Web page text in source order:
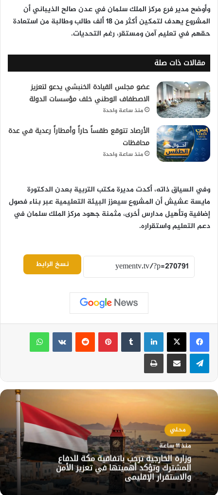
وأوضح مدير فرع مركز الملك سلمان في عدن صالح الذيبانيأن
المشروع يهدف لتمكينأكثر من 18 ألف طالب وطالبة
من استعادة
حقهم في تعليم آمن ومستقر، رغم التحديات.
مقالات ذات صلة
عضو مجلس القيادة الخنبشي يدعو لتعزيز
الاصطفاف الوطني خلف مؤسسات الدولة
منذ ساعة واحدة
الأرصاد تتوقع طقساً حاراً وأمطاراً رعدية في عدة
محافظات
منذ ساعة واحدة
وفي السياق ذاته، أكدت مديرة مكتب التربية بعدن الدكتورة
مايسة عشيشأن المشروع سيعزز البيئة التعليمية عبر بناء فصول
إضافية وتأهيل مدارس أخرى، مثمنة جهود مركز الملك سلمان في
دعم التعليم واستقراره.
نسخ الرابط
لينكدإن بينتيريست
واتساب
تيلقرام مشاركة عبر البريد طباعة
محلي
منذ 11 ساعة
وزارة الخارجية ترحب باتفاقية مكة للدفاع
المشترك وتؤكد أهميتها في تعزيز الأمن
والاستقرار الإقليمي